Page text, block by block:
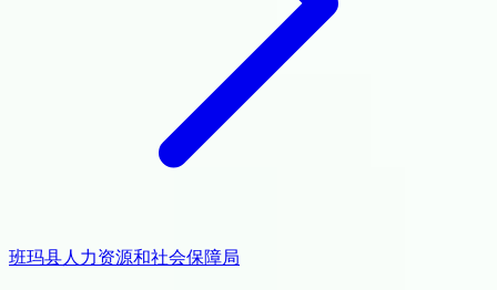
班玛县人力资源和社会保障局